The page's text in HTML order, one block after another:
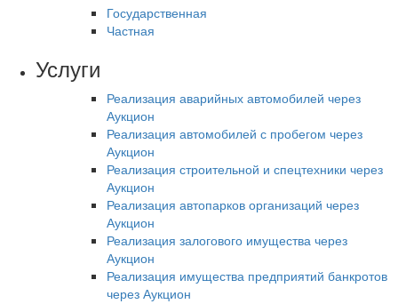
Государственная
Частная
Услуги
Реализация аварийных автомобилей через
Аукцион
Реализация автомобилей с пробегом через
Аукцион
Реализация строительной и спецтехники через
Аукцион
Реализация автопарков организаций через
Аукцион
Реализация залогового имущества через
Аукцион
Реализация имущества предприятий банкротов
через Аукцион